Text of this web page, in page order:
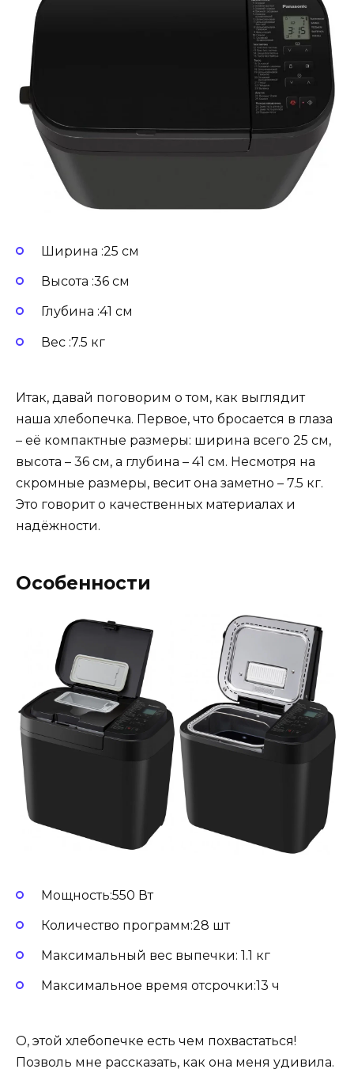
Ширина :25 см
Высота :36 см
Глубина :41 см
Вес :7.5 кг
Итак, давай поговорим о том, как выглядит
наша хлебопечка. Первое, что бросается в глаза
– её компактные размеры: ширина всего 25 см,
высота – 36 см, а глубина – 41 см. Несмотря на
скромные размеры, весит она заметно – 7.5 кг.
Это говорит о качественных материалах и
надёжности.
Особенности
Мощность:550 Вт
Количество программ:28 шт
Максимальный вес выпечки: 1.1 кг
Максимальное время отсрочки:13 ч
О, этой хлебопечке есть чем похвастаться!
Позволь мне рассказать, как она меня удивила.